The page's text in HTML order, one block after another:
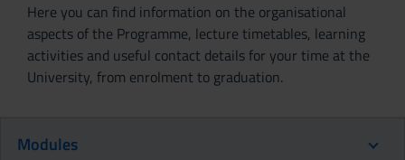
Here you can find information on the organisational
aspects of the Programme, lecture timetables, learning
activities and useful contact details for your time at the
University, from enrolment to graduation.
Modules